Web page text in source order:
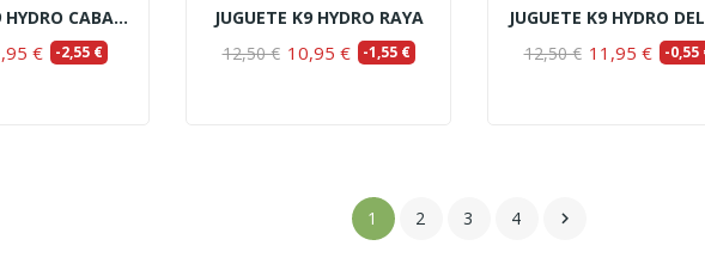
JUGUETE K9 HYDRO CABALLO-MARINO S, 28CM
€ -2,55 €
JUGUETE K9 HYDRO RAYA
12,50 € 10,95 € -1,55 €
JUGUETE K9 HYDRO
12,50 € 11,95 € -0,55
1 2 3 4 